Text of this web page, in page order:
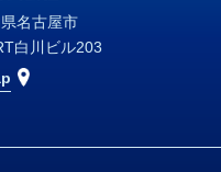
名古屋市
白川ビル203